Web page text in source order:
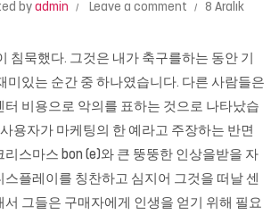
by admin Leave a comment
8 Aralık
침묵했다. 그것은 내가 축구를하는 동안 기
미있는 순간 중 하나였습니다. 다른 사람들은
터 비용으로 악의를 표하는 것으로 나타났습
용자가 마케팅의 한 예라고 주장하는 반면
리스마스 bon (e)와 큰 뚱뚱한 인상을받을 자
스플레이를 칭찬하고 심지어 그것을 떠날 센
서 그들은 구매자에게 인생을 얻기 위해 필요